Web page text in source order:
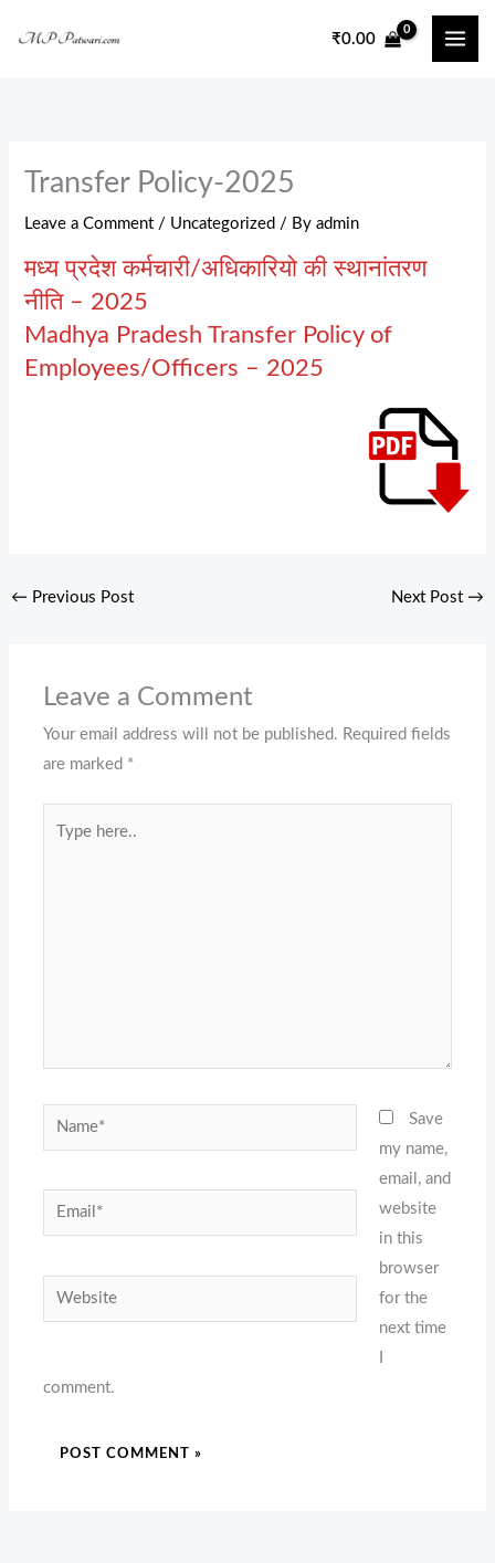
₹0.00
Transfer Policy-2025
Leave a Comment / Uncategorized / Byadmin
मध्य प्रदेश कर्मचारी/अधिकारियो की स्थानांतरण
नीति – 2025
Madhya Pradesh Transfer Policy of
Employees/Officers – 2025
← Previous Post Next Post →
Leave a Comment
Your email address will not be published. Required fields
are marked *
Name*
Email*
Website
Save
my name,
email, and
website
in this
browser
for the
next time
comment.